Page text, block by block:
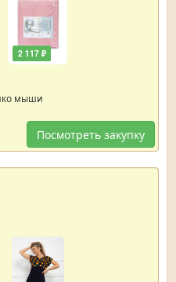
2 117 ₽
мыши
Посмотреть закупку